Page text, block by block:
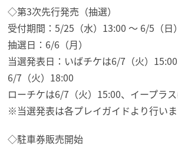
◇第3次先行発売（抽選）
受付期間：5/25（水）13:00 〜 6/5（日
抽選日：6/6（月）
当選発表日：いばチケは6/7（火）
6/7（火）18:00
ローチケは6/7（火）15:00、イープラ
※当選発表は各プレイガイドより行いま
◇駐車券販売開始